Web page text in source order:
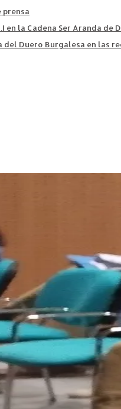
prensa
en la Cadena Ser Aranda de
del Duero Burgalesa en las